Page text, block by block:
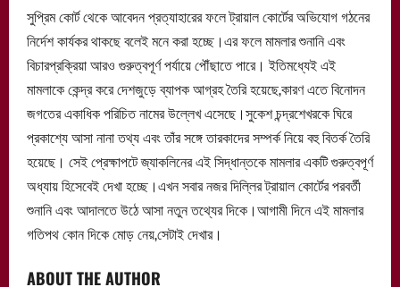
সুপ্রিম কোর্ট থেকে আবেদন প্রত্যাহারের ফলে ট্রায়াল কোর্টের অভিযোগ গঠনের
নির্দেশ কার্যকর থাকছে বলেই মনে করা হচ্ছে।এর ফলে মামলার শুনানি এবং
বিচারপ্রক্রিয়া আরও গুরুত্বপূর্ণ পর্যায়ে পৌঁছাতে পারে। ইতিমধ্যেই এই
মামলাকে কেন্দ্র করে দেশজুড়ে ব্যাপক আগ্রহ তৈরি হয়েছে,কারণ এতে বিনোদন
জগতের একাধিক পরিচিত নামের উল্লেখ এসেছে।সুকেশ চন্দ্রশেখরকে ঘিরে
প্রকাশ্যে আসা নানা তথ্য এবং তাঁর সঙ্গে তারকাদের সম্পর্ক নিয়ে বহু বিতর্ক তৈরি
হয়েছে। সেই প্রেক্ষাপটে জ্যাকলিনের এই সিদ্ধান্তকে মামলার একটি গুরুত্বপূর্ণ
অধ্যায় হিসেবেই দেখা হচ্ছে।এখন সবার নজর দিল্লির ট্রায়াল কোর্টের পরবর্তী
শুনানি এবং আদালতে উঠে আসা নতুন তথ্যের দিকে।আগামী দিনে এই মামলার
গতিপথ কোন দিকে মোড় নেয়,সেটাই দেখার।
ABOUT THE AUTHOR